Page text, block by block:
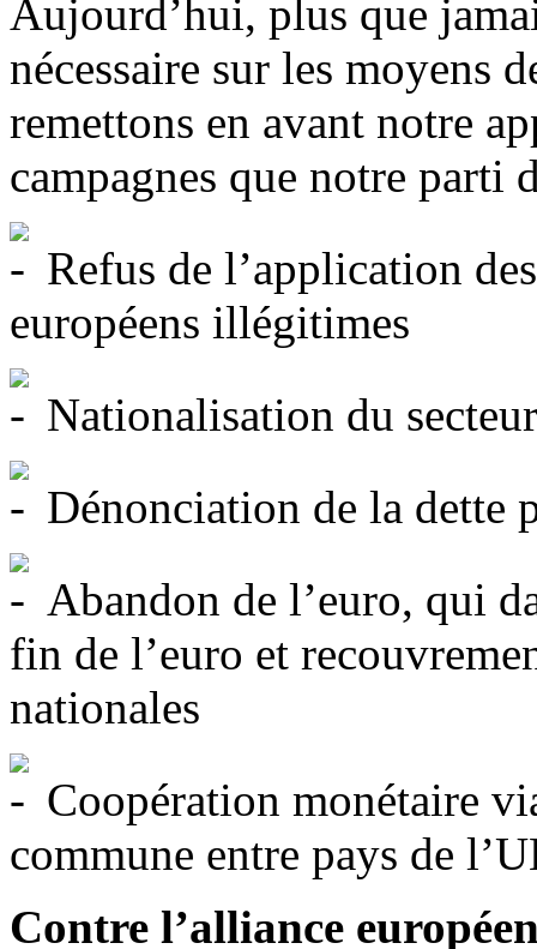
Aujourd’hui, plus que
nécessaire sur les moyens
remettons en avant notre
campagnes que notre parti
Refus de l’application
européens illégitimes
Nationalisation du
Dénonciation de la dette
Abandon de l’euro, qui
fin de l’euro et
nationales
Coopération monétaire
commune entre pays de
Contre l’alliance